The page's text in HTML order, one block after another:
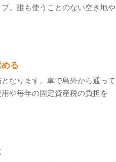
。誰も使うことのない空き地や
る
なります。車で島外から通って
や毎年の固定資産税の負担を